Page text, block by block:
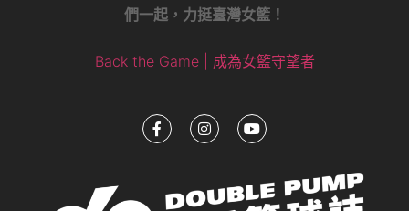
們一起，力挺臺灣女籃！
Back the Game | 成為女籃守望者